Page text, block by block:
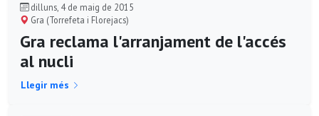
dilluns, 4 de maig de 2015
Gra (Torrefeta i Florejacs)
Gra reclama l'arranjament de l'accés
al nucli
Llegir més